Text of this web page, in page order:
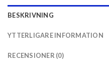
BESKRIVNING
YTTERLIGARE INFORMATION
RECENSIONER (0)